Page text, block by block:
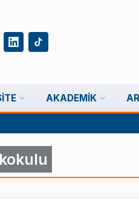
AKADEMIK